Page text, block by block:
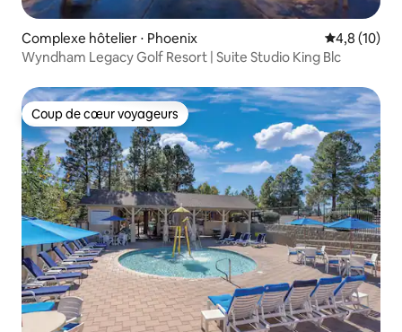
Complexe hôtelier ⋅ Phoenix Évaluation
4,8 (10)
Wyndham Legacy Golf Resort | Suite Studio King Blc
Coup de cœur voyageurs
Coup de cœur voyageurs